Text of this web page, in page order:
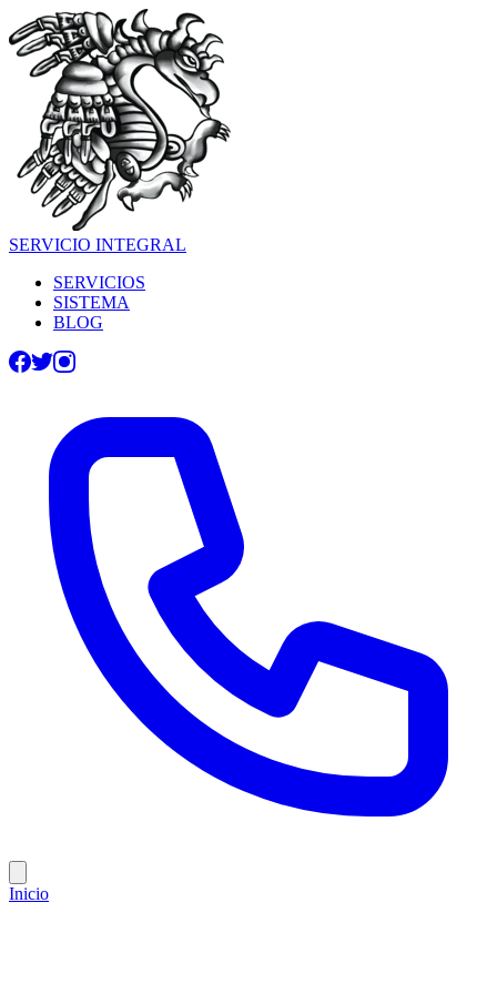
SERVICIO INTEGRAL
SERVICIOS
SISTEMA
BLOG
Inicio